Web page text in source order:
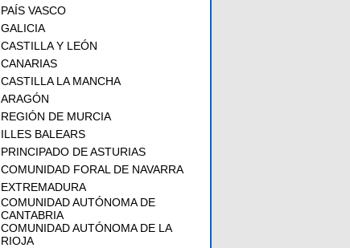
PAÍS VASCO
GALICIA
CASTILLA Y LEÓN
CANARIAS
CASTILLA LA MANCHA
ARAGÓN
REGIÓN DE MURCIA
ILLES BALEARS
PRINCIPADO DE ASTURIAS
COMUNIDAD FORAL DE NAVARRA
EXTREMADURA
COMUNIDAD AUTÓNOMA DE
CANTABRIA
COMUNIDAD AUTÓNOMA DE LA
RIOJA